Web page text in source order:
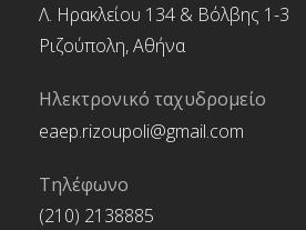
Λ. Ηρακλείου 134 & Βόλβης 1-3
Ριζούπολη, Αθήνα
Ηλεκτρονικό ταχυδρομείο
eaep.rizoupoli@gmail.com
Τηλέφωνο
(210) 2138885